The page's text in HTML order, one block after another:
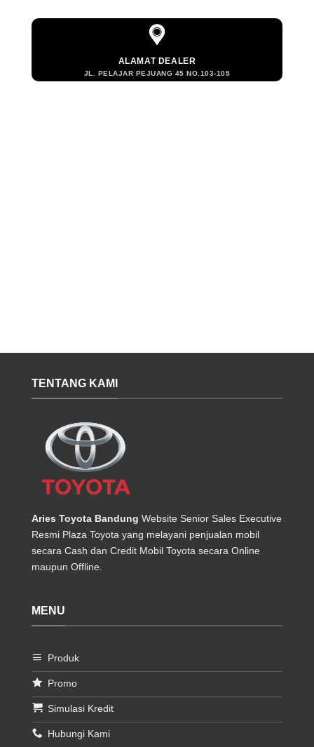
ALAMAT DEALER
JL. PELAJAR PEJUANG 45 NO.103-105
TENTANG KAMI
Aries Toyota Bandung Website Senior Sales Executive
Resmi Plaza Toyota yang melayani penjualan mobil
secara Cash dan Credit Mobil Toyota secara Online
maupun Offline.
MENU
Produk
Promo
Simulasi Kredit
Hubungi Kami